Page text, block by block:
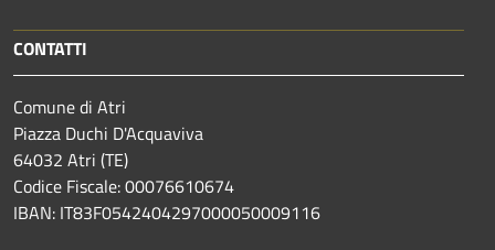
CONTATTI
Comune di Atri
Piazza Duchi D'Acquaviva
64032 Atri (TE)
Codice Fiscale: 00076610674
IBAN: IT83F0542404297000050009116